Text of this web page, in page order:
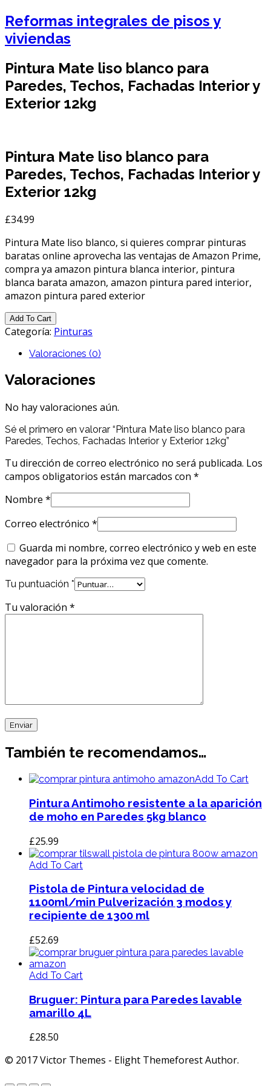
Reformas integrales de pisos y
viviendas
Pintura Mate liso blanco para
Paredes, Techos, Fachadas Interior y
Exterior 12kg
Pintura Mate liso blanco para
Paredes, Techos, Fachadas Interior y
Exterior 12kg
£34.99
Pintura Mate liso blanco, si quieres comprar pinturas
baratas online aprovecha las ventajas de Amazon Prime,
compra ya amazon pintura blanca interior, pintura
blanca barata amazon, amazon pintura pared interior,
amazon pintura pared exterior
Add To Cart
Categoría: Pinturas
Valoraciones (0)
Valoraciones
No hay valoraciones aún.
Sé el primero en valorar “Pintura Mate liso blanco para
Paredes, Techos, Fachadas Interior y Exterior 12kg”
Tu dirección de correo electrónico no será publicada. Los
campos obligatorios están marcados con *
Nombre *
Correo electrónico *
Guarda mi nombre, correo electrónico y web en este
navegador para la próxima vez que comente.
Tu puntuación *
Tu valoración *
También te recomendamos…
Add To Cart
Pintura Antimoho resistente a la aparición
de moho en Paredes 5kg blanco
£25.99
Add To Cart
Pistola de Pintura velocidad de
1100ml/min Pulverización 3 modos y
recipiente de 1300 ml
£52.69
Add To Cart
Bruguer: Pintura para Paredes lavable
amarillo 4L
£28.50
© 2017 Victor Themes - Elight Themeforest Author.